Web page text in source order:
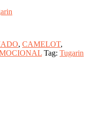
, CAMELOT,
Tag: Tugarin